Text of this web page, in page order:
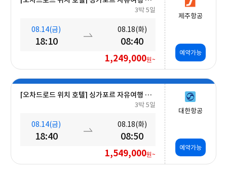
3박 5일
08.14(금)
18:10
08.18(화)
08:40
1,249,000원~
제주항공
예약가능
[오차드로드 위치 호텔] 싱가포르 자유여행 5일 #조식포함
3박 5일
08.14(금)
18:40
08.18(화)
08:50
1,549,000원~
대한항공
예약가능